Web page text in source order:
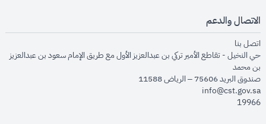
الاتصال والدعم
اتصل بنا
حي النخيل - تقاطع الأمير تركي بن عبدالعزيز الأول مع طريق الإمام سعود بن عبدالعزيز
بن محمد
صندوق البريد 75606 – الرياض 11588
info@cst.gov.sa
19966